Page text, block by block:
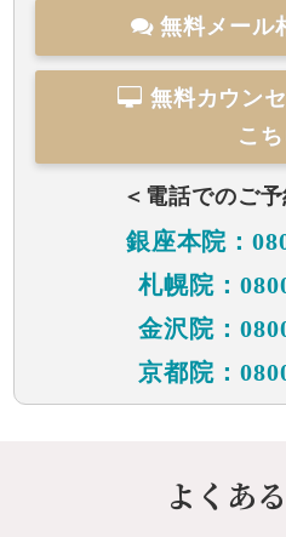
無料メール
無料カウン
こち
＜電話でのご
銀座本院：
札幌院：
金沢院：
京都院：
よくあ